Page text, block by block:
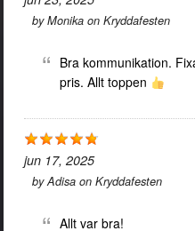
byMonikaon Kryddafesten
Bra kommunikation.
pris. Allt toppen
jun 17, 2025
byAdisaon Kryddafesten
Allt var bra!